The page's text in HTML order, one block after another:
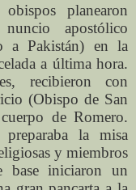
planearon
apostólico
a Pakistán) en la
a última hora.
recibieron con
(Obispo de San
de Romero.
la misa
y miembros
base iniciaron un